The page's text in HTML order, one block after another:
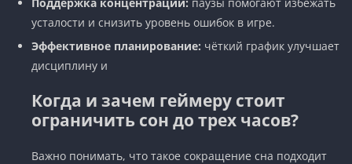
усталости и снизить уровень ошибок в игре.
Эффективное планирование: чёткий график улучшает
дисциплину и
Когда и зачем геймеру стоит
ограничить сон до трех часов?
Важно понимать, что такое сокращение сна подходит